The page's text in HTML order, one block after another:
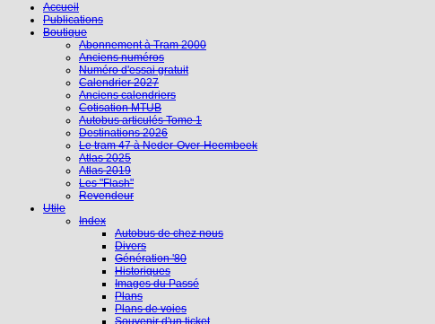
Accueil
Publications
Boutique
Abonnement à Tram 2000
Anciens numéros
Numéro d'essai gratuit
Calendrier 2027
Anciens calendriers
Cotisation MTUB
Autobus articulés Tome 1
Destinations 2026
Le tram 47 à Neder-Over-Heembeek
Atlas 2025
Atlas 2019
Les "Flash"
Revendeur
Utile
Index
Autobus de chez nous
Divers
Génération '80
Historiques
Images du Passé
Plans
Plans de voies
Souvenir d'un ticket